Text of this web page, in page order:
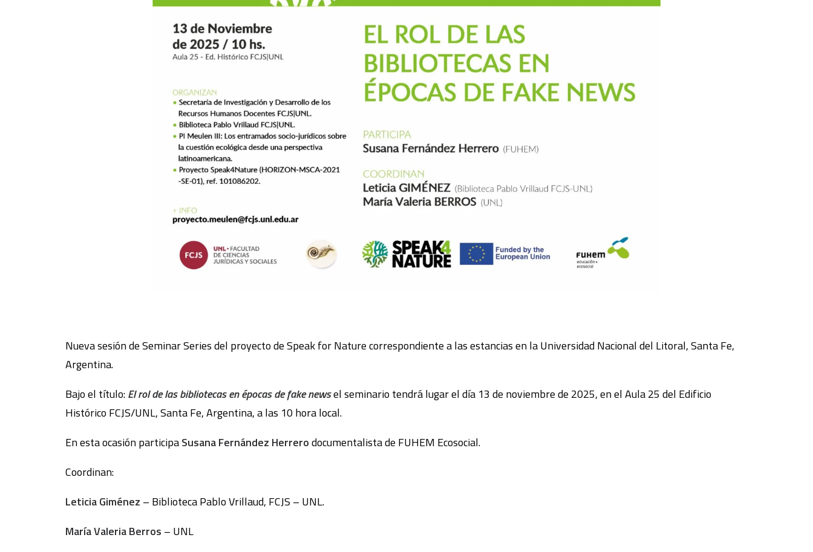
Nueva sesión de Seminar Series del proyecto de Speak for Nature correspondiente a las estancias en la Universidad Nacional del Litoral, Santa Fe,
Argentina.
Bajo el título:El rol de las bibliotecas en épocas de fake newsel seminario tendrá lugar el día 13 de noviembre de 2025, en el Aula 25 del Edificio
Histórico FCJS/UNL, Santa Fe, Argentina, a las 10 hora local.
En esta ocasión participaSusana Fernández Herrerodocumentalista de FUHEM Ecosocial.
Coordinan:
Leticia Giménez – Biblioteca Pablo Vrillaud, FCJS – UNL.
María Valeria Berros – UNL